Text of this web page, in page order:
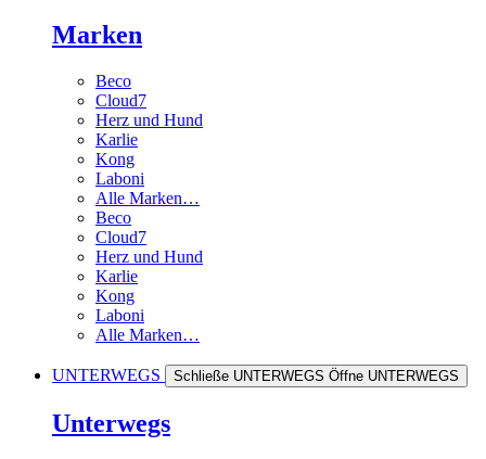
Marken
Beco
Cloud7
Herz und Hund
Karlie
Kong
Laboni
Alle Marken…
Beco
Cloud7
Herz und Hund
Karlie
Kong
Laboni
Alle Marken…
UNTERWEGS Schließe UNTERWEGS Öffne UNTERWEGS
Unterwegs